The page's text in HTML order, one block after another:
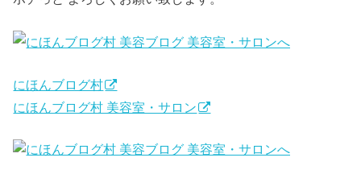
にほんブログ村
にほんブログ村 美容室・サロン